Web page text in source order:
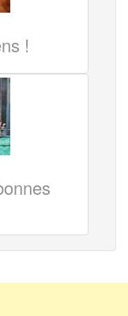
!